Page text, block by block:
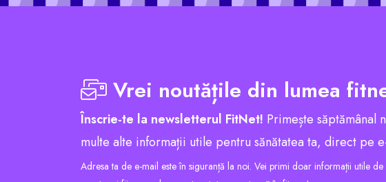
Vrei noutățile din lumea
Înscrie-te la newsletterul FitNet! Primește săptămânal
multe alte informații utile pentru sănătatea ta, direct pe
Adresa ta de e-mail este în siguranță la noi. Vei primi doar informații utile